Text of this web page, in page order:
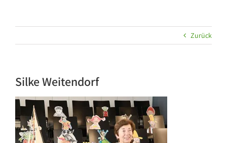
Zurück
Silke Weitendorf